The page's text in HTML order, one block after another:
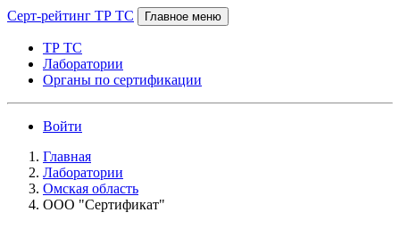
Серт-рейтинг ТР ТС Главное меню
ТР ТС
Лаборатории
Органы по сертификации
Войти
Главная
Лаборатории
Омская область
ООО "Сертификат"